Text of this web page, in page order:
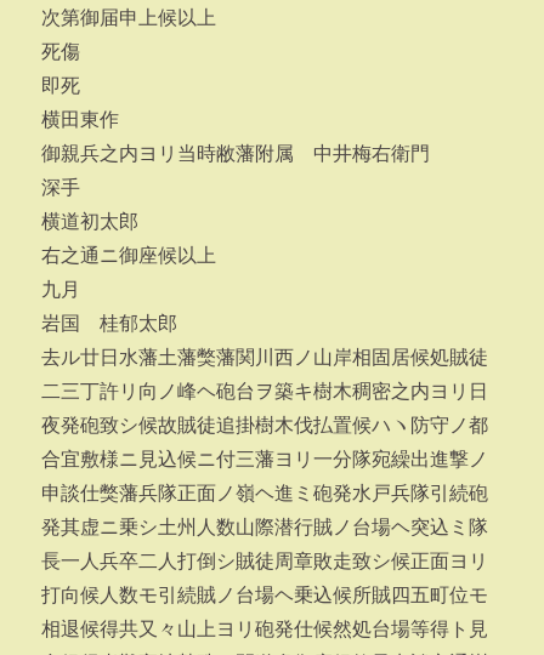
次第御届申上候以上
死傷
即死
横田東作
御親兵之内ヨリ当時敝藩附属 中井梅右衛門
深手
横道初太郎
右之通ニ御座候以上
九月
岩国 桂郁太郎
去ル廿日水藩土藩獘藩関川西ノ山岸相固居候処賊徒
二三丁許リ向ノ峰ヘ砲台ヲ築キ樹木稠密之内ヨリ日
夜発砲致シ候故賊徒追掛樹木伐払置候ハヽ防守ノ都
合宜敷様ニ見込候ニ付三藩ヨリ一分隊宛繰出進撃ノ
申談仕獘藩兵隊正面ノ嶺ヘ進ミ砲発水戸兵隊引続砲
発其虚ニ乗シ土州人数山際潜行賊ノ台場ヘ突込ミ隊
長一人兵卒二人打倒シ賊徒周章敗走致シ候正面ヨリ
打向候人数モ引続賊ノ台場ヘ乗込候所賊四五町位モ
相退候得共又々山上ヨリ砲発仕候然処台場等得ト見